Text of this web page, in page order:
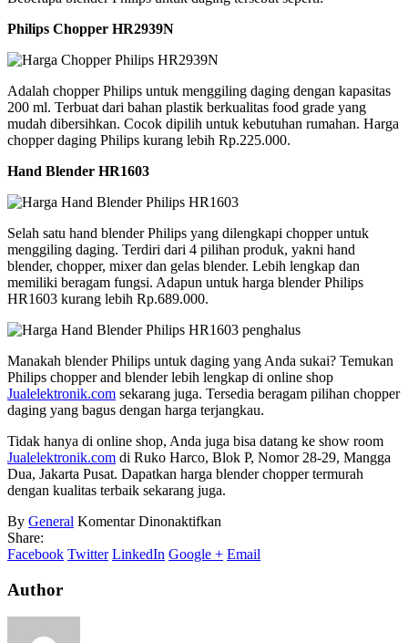
Philips Chopper HR2939N
Adalah chopper Philips untuk menggiling daging dengan kapasitas
200 ml. Terbuat dari bahan plastik berkualitas food grade yang
mudah dibersihkan. Cocok dipilih untuk kebutuhan rumahan. Harga
chopper daging Philips kurang lebih Rp.225.000.
Hand Blender HR1603
Selah satu hand blender Philips yang dilengkapi chopper untuk
menggiling daging. Terdiri dari 4 pilihan produk, yakni hand
blender, chopper, mixer dan gelas blender. Lebih lengkap dan
memiliki beragam fungsi. Adapun untuk harga blender Philips
HR1603 kurang lebih Rp.689.000.
Manakah blender Philips untuk daging yang Anda sukai? Temukan
Philips chopper and blender lebih lengkap di online shop
Jualelektronik.com sekarang juga. Tersedia beragam pilihan chopper
daging yang bagus dengan harga terjangkau.
Tidak hanya di online shop, Anda juga bisa datang ke show room
Jualelektronik.com di Ruko Harco, Blok P, Nomor 28-29, Mangga
Dua, Jakarta Pusat. Dapatkan harga blender chopper termurah
dengan kualitas terbaik sekarang juga.
By General Komentar Dinonaktifkan
Chopper
Share:
Facebook Twitter LinkedIn Google + Email
Author